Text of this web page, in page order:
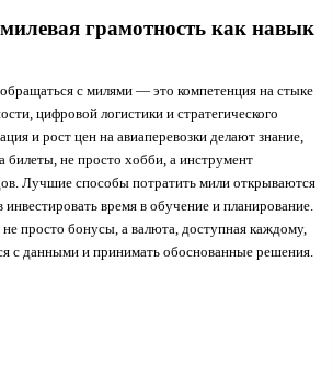
грамотность как навык
с милями — это компетенция на стыке
цифровой логистики и стратегического
и рост цен на авиаперевозки делают знание,
билеты, не просто хобби, а инструмент
Лучшие способы потратить мили открываются
инвестировать время в обучение и планирование.
просто бонусы, а валюта, доступная каждому,
с данными и принимать обоснованные решения.